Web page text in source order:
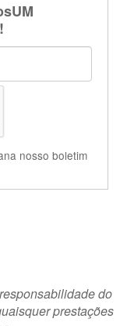
nosso boletim
do
prestações